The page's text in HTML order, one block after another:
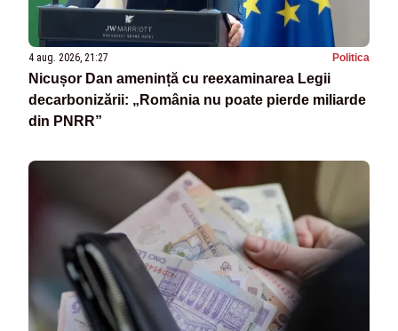
4 aug. 2026, 21:27 Politica
Nicușor Dan amenință cu reexaminarea Legii
decarbonizării: „România nu poate pierde miliarde
din PNRR”